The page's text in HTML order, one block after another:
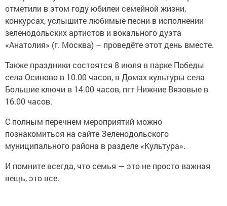
отметили в этом году юбилеи семейной жизни,
конкурсах, услышите любимые песни в исполнении
зеленодольских артистов и вокального дуэта
«Анатолия» (г. Москва) – проведёте этот день вместе.
Также праздники состоятся 8 июля в парке Победы
села Осиново в 10.00 часов, в Домах культуры села
Большие ключи в 14.00 часов, пгт Нижние Вязовые в
16.00 часов.
С полным перечнем мероприятий можно
познакомиться на сайте Зеленодольского
муниципального района в разделе «Культура».
И помните всегда, что семья — это не просто важная
вещь, это все.